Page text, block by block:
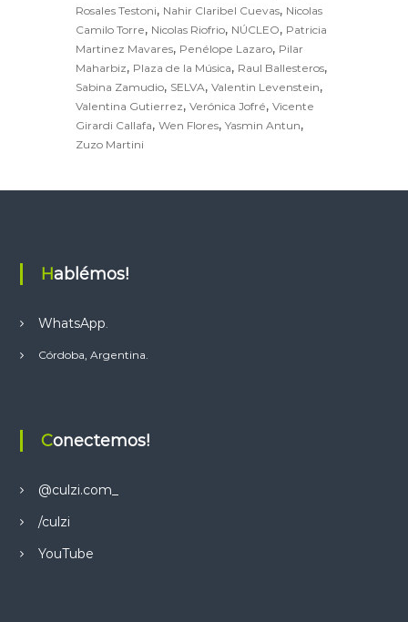
Rosales Testoni, Nahir Claribel Cuevas, Nicolas
Camilo Torre, Nicolas Riofrio, NÚCLEO, Patricia
Martinez Mavares, Penélope Lazaro, Pilar
Maharbiz, Plaza de la Música, Raul Ballesteros,
Sabina Zamudio, SELVA,Valentin Levenstein,
Valentina Gutierrez,Verónica Jofré,Vicente
Girardi Callafa,Wen Flores,Yasmin Antun,
Zuzo Martini
Hablémos!
WhatsApp
Córdoba, Argentina.
Conectemos!
@culzi.com_
/culzi
YouTube